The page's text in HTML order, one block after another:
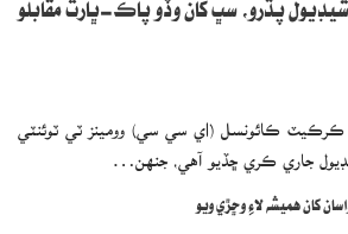
پڌرو، سڀ کان وڏو پاڪ-ڀارت مقابلو
ڪرڪيٽ ڪائونسل (اي سي سي) وومينز ٽي ٽوئنٽي
کان هميشه لاءِ وڇڙي ويو